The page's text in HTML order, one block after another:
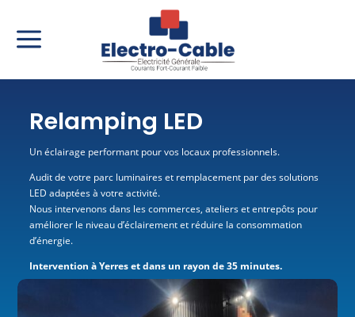
a
Relamping LED
Un éclairage performant pour vos locaux professionnels.
Audit de votre parc luminaires et remplacement par des solutions
LED adaptées à votre activité.
Nous intervenons dans les commerces, ateliers et entrepôts pour
améliorer le niveau d’éclairement et réduire la consommation
d’énergie.​
Intervention à Yerres et dans un rayon de 35 minutes.